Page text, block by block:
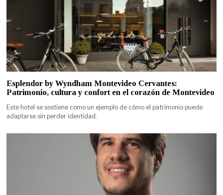
Esplendor by Wyndham Montevideo Cervantes:
Patrimonio, cultura y confort en el corazón de Montevideo
Este hotel se sostiene como un ejemplo de cómo el patrimonio puede
adaptarse sin perder identidad.